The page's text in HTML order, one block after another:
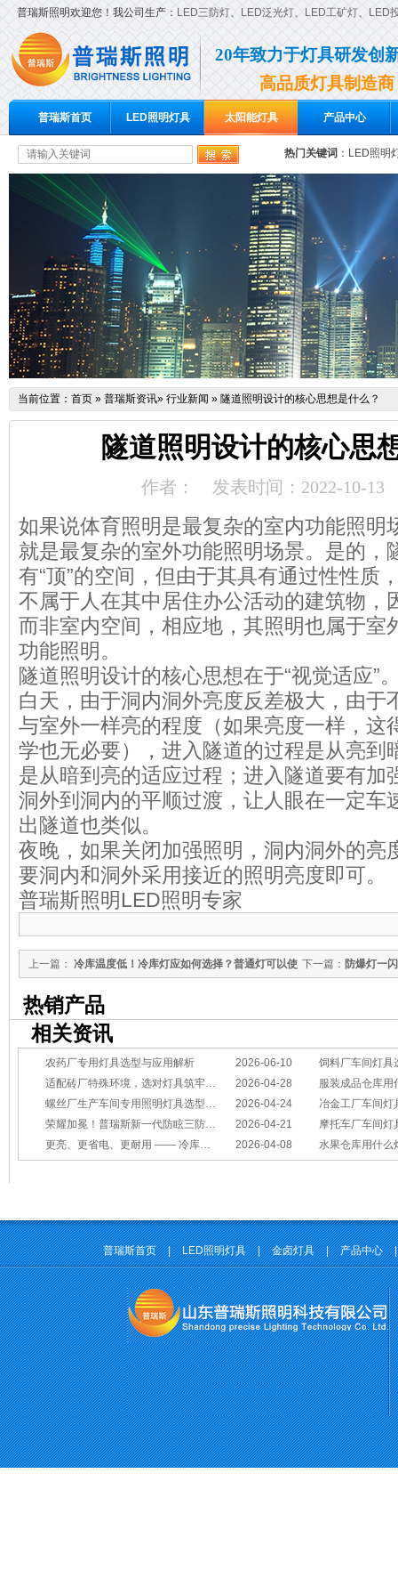
普瑞斯照明欢迎您！我公司生产： LED三防灯、 LED泛光灯、 LED工矿灯、 LED
20年致力于灯具研发创
高品质灯具制造商
普瑞斯首页 LED照明灯具 太阳能灯具 产品中心
热门关键词 ： LED照明
当前位置： 首页 » 普瑞斯资讯» 行业新闻 » 隧道照明设计的核心思想是什么？
隧道照明设计的核心思
作者： 发表时间：2022-10-13
如果说体育照明是最复杂的室内功能照明
就是最复杂的室外功能照明场景。是的，
有“顶”的空间，但由于其具有通过性性质
不属于人在其中居住办公活动的建筑物，
而非室内空间，相应地，其照明也属于室
功能照明。
隧道照明设计的核心思想在于“视觉适应”
白天，由于洞内洞外亮度反差极大，由于
与室外一样亮的程度（如果亮度一样，这
学也无必要），进入隧道的过程是从亮到
是从暗到亮的适应过程；进入隧道要有加
洞外到洞内的平顺过渡，让人眼在一定车
出隧道也类似。
夜晚，如果关闭加强照明，洞内洞外的亮
要洞内和洞外采用接近的照明亮度即可。
普瑞斯照明LED照明专家
下一篇： 防爆灯一
上一篇： 冷库温度低！冷库灯应如何选择？普通灯可以使
热销产品
相关资讯
2026-06-10
农药厂专用灯具选型与应用解析
饲料厂车间灯具
2026-04-28
适配砖厂特殊环境，选对灯具筑牢生产安全线
服装成品仓库用
2026-04-24
螺丝厂生产车间专用照明灯具选型方案
冶金工厂车间灯具选型指南：
2026-04-21
荣耀加冕！普瑞斯新一代防眩三防灯BC-L斩获2026阿拉丁神灯奖
摩托车厂车间灯具怎么选？
2026-04-08
更亮、更省电、更耐用 —— 冷库照明优选 水果仓库用什么
普瑞斯首页 | LED照明灯具 | 金卤灯具 | 产品中心 |